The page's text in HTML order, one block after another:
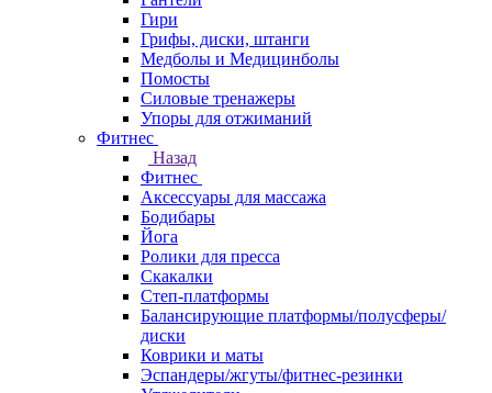
Гири
Грифы, диски, штанги
Медболы и Медицинболы
Помосты
Силовые тренажеры
Упоры для отжиманий
Фитнес
Назад
Фитнес
Аксессуары для массажа
Бодибары
Йога
Ролики для пресса
Скакалки
Степ-платформы
Балансирующие платформы/полусферы/
диски
Коврики и маты
Эспандеры/жгуты/фитнес-резинки